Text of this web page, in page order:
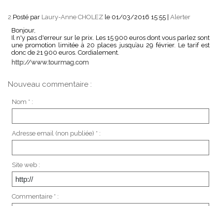
2. Posté par Laury-Anne CHOLEZ le 01/03/2016 15:55 Alerter
Bonjour,
Il n'y pas d'erreur sur le prix. Les 15 900 euros dont vous parlez sont
une promotion limitée à 20 places jusqu’au 29 février. Le tarif est
donc de 21 900 euros. Cordialement.
http://www.tourmag.com
Nouveau commentaire :
Nom * :
Adresse email (non publiée) * :
Site web :
Commentaire * :